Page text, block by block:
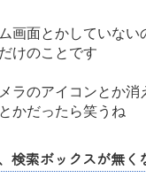
画面とかしていな
けのことです
ラのアイコンとか消
かだったら笑うね
検索ボックスが無く